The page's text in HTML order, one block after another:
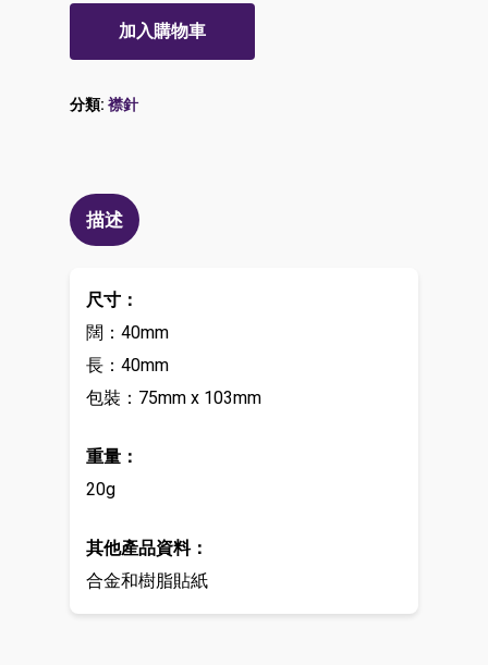
加入購物車
分類: 襟針
描述
尺寸：
闊：40mm
長：40mm
包裝：75mm x 103mm
重量：
20g
其他產品資料：
合金和樹脂貼紙